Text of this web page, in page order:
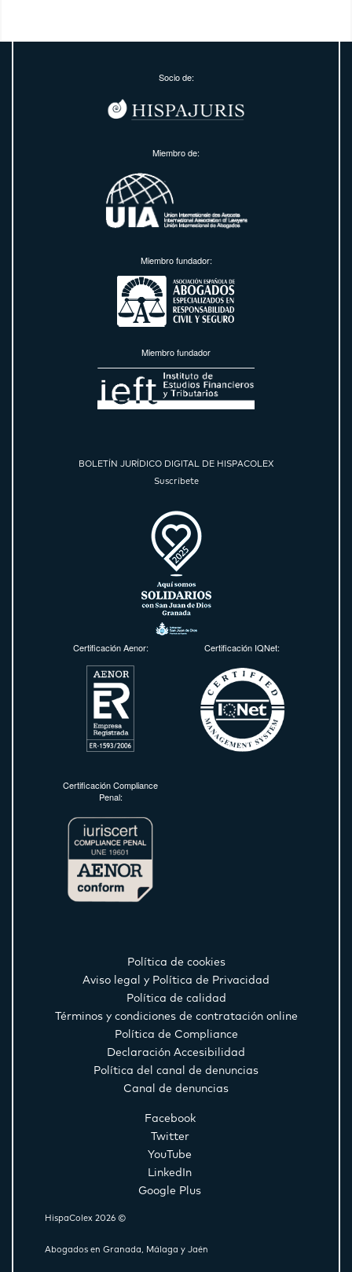
Socio de:
Miembro de:
Miembro fundador:
Miembro fundador
BOLETÍN JURÍDICO DIGITAL DE HISPACOLEX
Suscríbete
Certificación Aenor: Certificación IQNet:
Certificación Compliance
Penal:
Política de cookies
Aviso legal y Política de Privacidad
Política de calidad
Términos y condiciones de contratación online
Política de Compliance
Declaración Accesibilidad
Política del canal de denuncias
Canal de denuncias
Facebook
Twitter
YouTube
LinkedIn
Google Plus
HispaColex 2026 ©
Abogados en Granada, Málaga y Jaén